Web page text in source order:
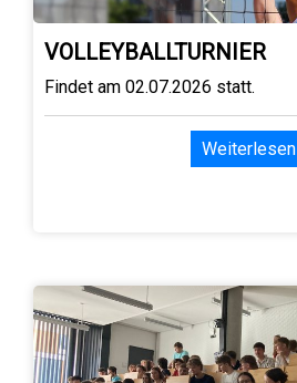
VOLLEYBALLTURNIER
Findet am 02.07.2026 statt.
Weiterlesen